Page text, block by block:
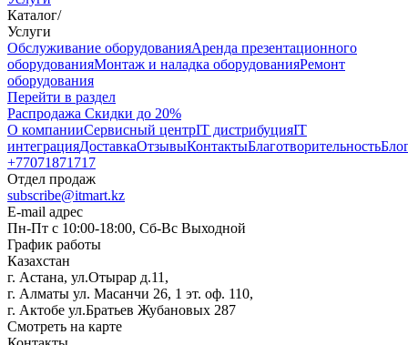
Каталог/
Услуги
Oбслуживание оборудованияАренда презентационного
оборудованияМонтаж и наладка оборудованияРемонт
оборудования
Перейти в раздел
Распродажа Скидки до 20%
О компанииСервисный центрIT дистрибуцияIT
интеграцияДоставкаОтзывыКонтактыБлаготворительность
+77071871717
Отдел продаж
subscribe@itmart.kz
E-mail адрес
Пн-Пт с 10:00-18:00, Сб-Вс Выходной
График работы
Казахстан
г. Астана, ул.Отырар д.11,
г. Алматы ул. Масанчи 26, 1 эт. оф. 110,
г. Актобе ул.Братьев Жубановых 287
Смотреть на карте